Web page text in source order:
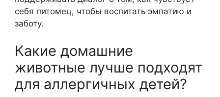
себя питомец, чтобы воспитать эмпатию и
заботу.
Какие домашние
животные лучше подходят
для аллергичных детей?